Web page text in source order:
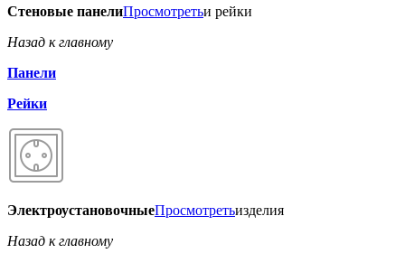
Стеновые панелиПросмотретьи рейки
Назад к главному
Панели
Рейки
ЭлектроустановочныеПросмотретьизделия
Назад к главному